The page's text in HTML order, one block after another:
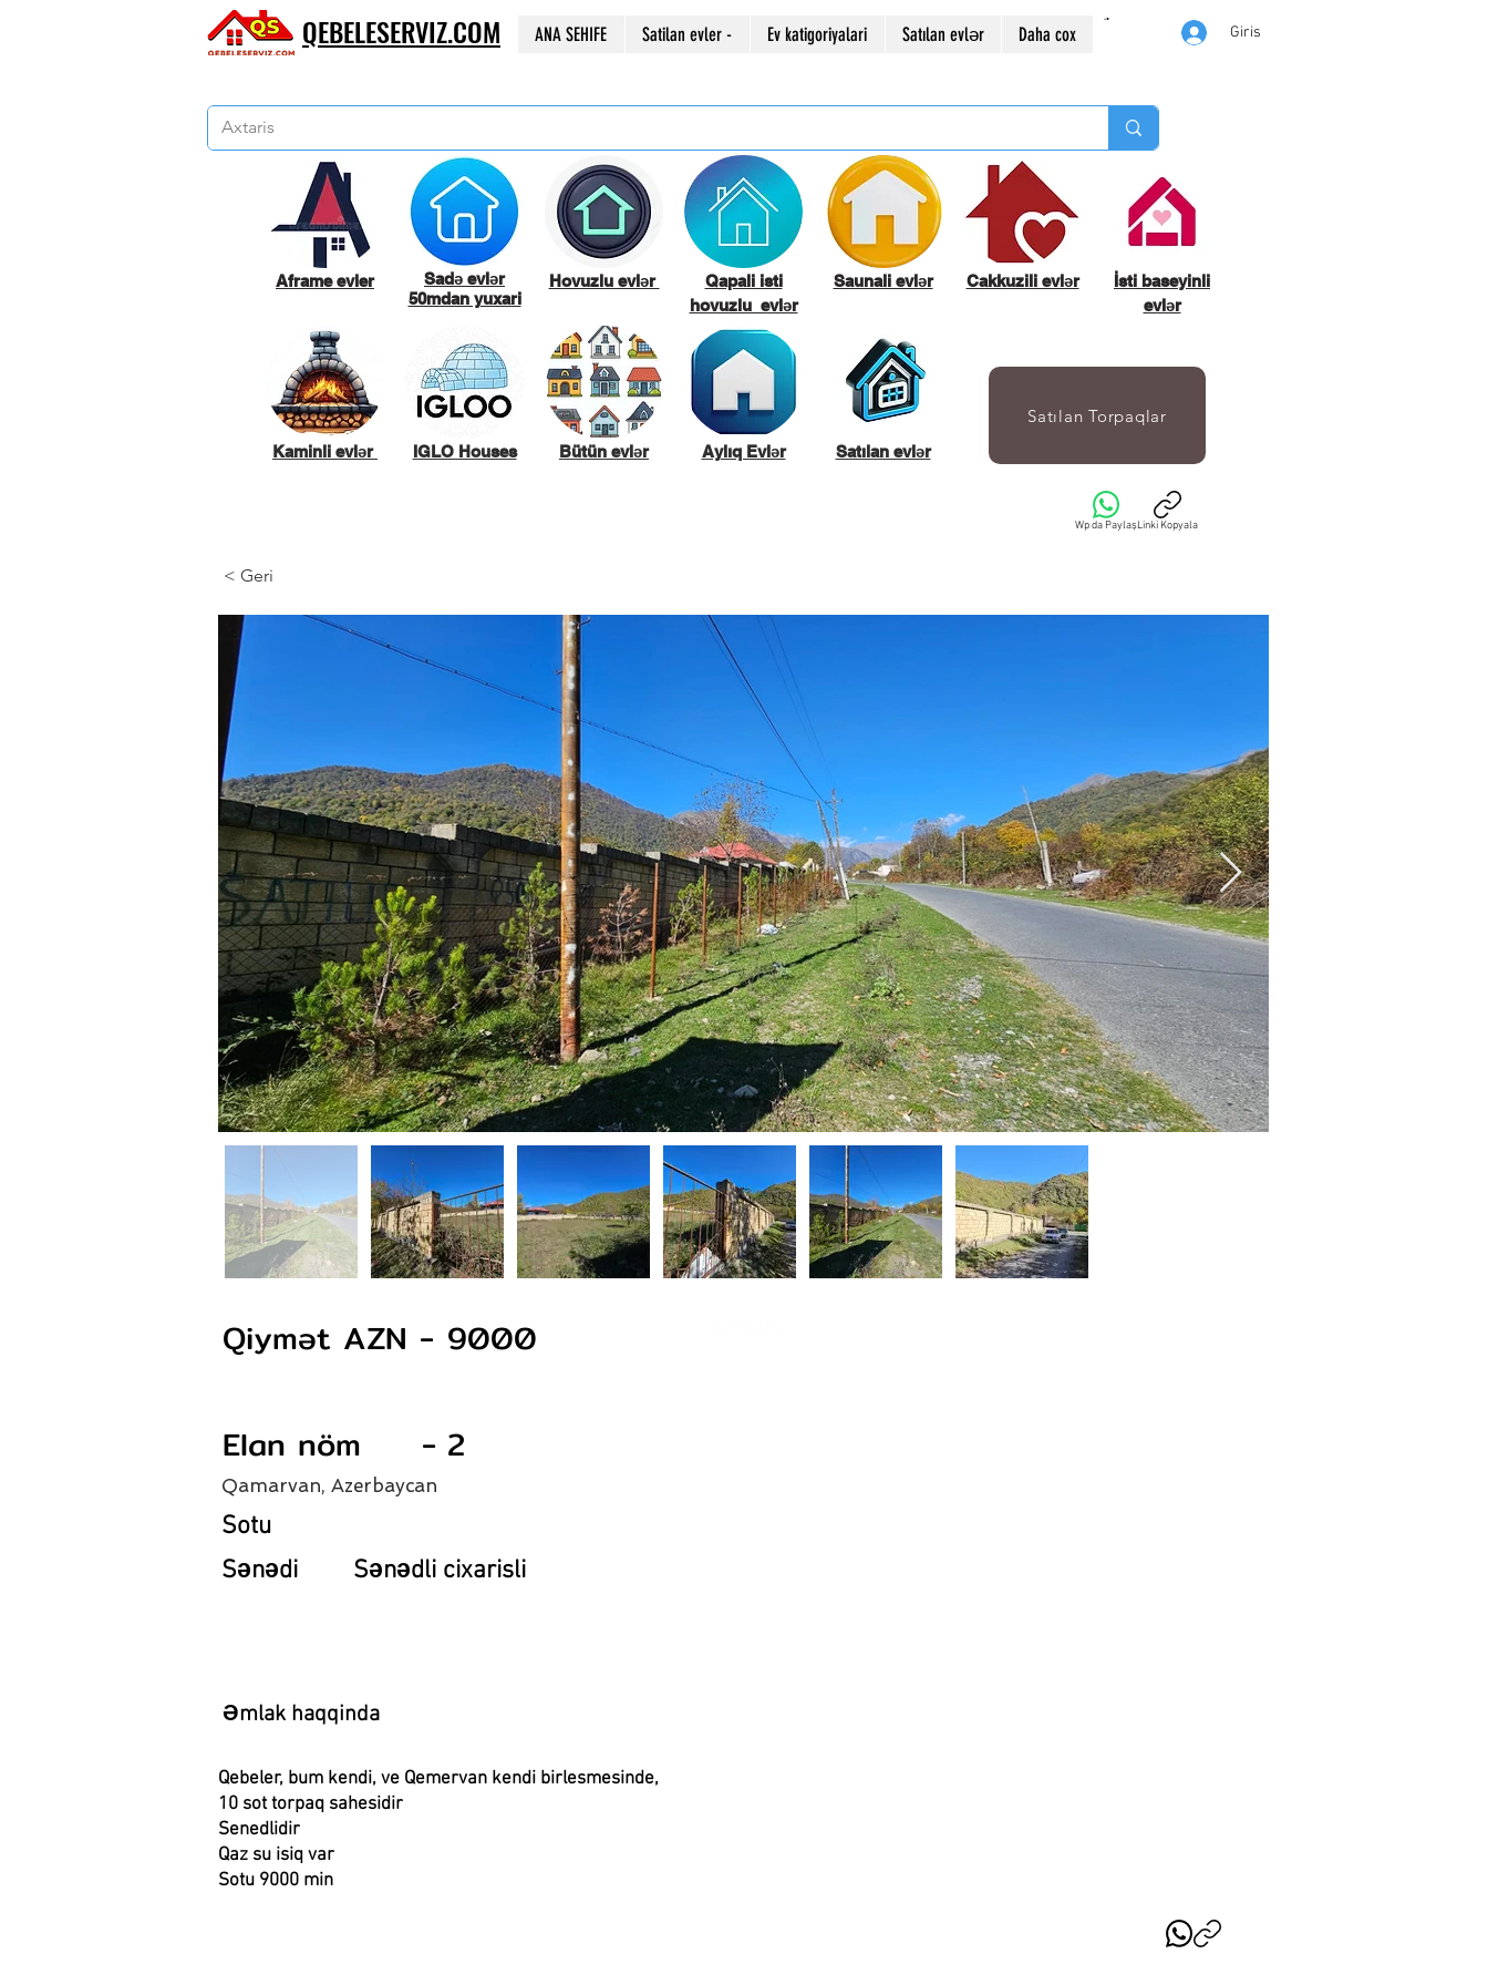
QEBELESERVIZ.COM ANA SEHIFE Satilan evler - Ev katigoriyalari Satılan evlər Daha cox Giris
Aframe evler
Kaminli evlər
Sadə evlər
50mdan yuxari
IGLO Houses
Hovuzlu evlər
Bütün evlər
Qapali isti
hovuzlu evlər
Aylıq Evlər
Saunali evlər
Satılan evlər
Cakkuzili evlər
İsti baseyinli
evlər
Satılan Torpaqlar
Wp da PaylaşLinki Kopyala
< Geri
Qiymət AZN - 9000
Elan nöm - 2
Qamarvan, Azerbaycan
Sotu
Sənədi
Sənədli cixarisli
Əmlak haqqinda
Qebeler, bum kendi, ve Qemervan kendi birlesmesinde,
10 sot torpaq sahesidir
Senedlidir
Qaz su isiq var
Sotu 9000 min